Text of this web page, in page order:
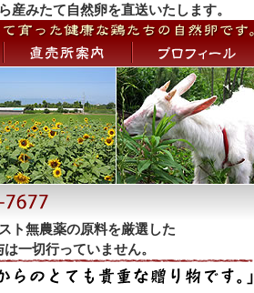
みたて自然卵を直送いたします。
ト無農薬の原料を厳選した
一切行っていません。